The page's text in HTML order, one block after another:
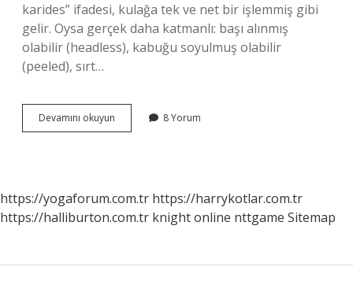
karides” ifadesi, kulağa tek ve net bir işlemmiş gibi
gelir. Oysa gerçek daha katmanlı: başı alınmış
olabilir (headless), kabuğu soyulmuş olabilir
(peeled), sırt…
Devamını okuyun
Dünyası
8 Yorum
https://yogaforum.com.tr https://harrykotlar.com.tr
https://halliburton.com.tr knight online nttgame Sitemap